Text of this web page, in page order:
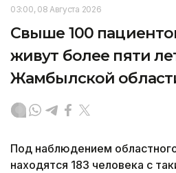
03:00, 08 Августа 2026
Свыше 100
живут более пяти
Жамбылской
Под наблюдением
находятся 183 человека с